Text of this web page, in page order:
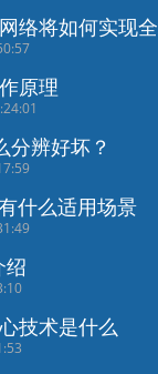
络将如何实现
原理
分辨好坏？
什么适用场景
绍
技术是什么